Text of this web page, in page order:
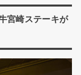
宮崎ステーキが